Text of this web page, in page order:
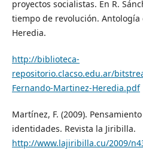
proyectos socialistas. En R.
tiempo de revolución.
Heredia.
http://biblioteca-
repositorio.clacso.edu.ar/
Fernando-Martinez-Heredia.pdf
Martínez, F. (2009).
identidades. Revista la Jiribilla.
http://www.lajiribilla.cu/2009/